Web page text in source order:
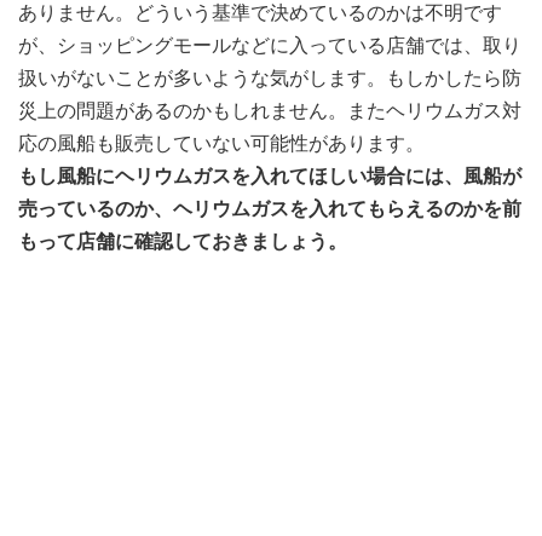
ありません。どういう基準で決めているのかは不明です
が、ショッピングモールなどに入っている店舗では、取り
扱いがないことが多いような気がします。もしかしたら防
災上の問題があるのかもしれません。またヘリウムガス対
応の風船も販売していない可能性があります。
もし風船にヘリウムガスを入れてほしい場合には、風船が
売っているのか、ヘリウムガスを入れてもらえるのかを前
もって店舗に確認しておきましょう。